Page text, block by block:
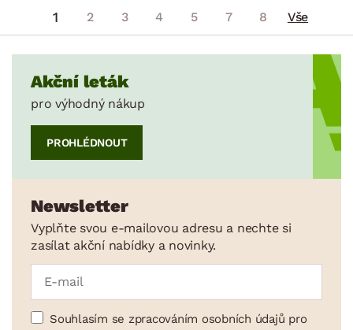
1 2 3 4 5 7 8 Vše
Akční leták
pro výhodný nákup
PROHLÉDNOUT
Newsletter
Vyplňte svou e-mailovou adresu a nechte si
zasílat akční nabídky a novinky.
Souhlasím se zpracováním osobních údajů pro